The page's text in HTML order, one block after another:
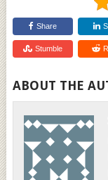
Share
Stumble
ABOUT THE